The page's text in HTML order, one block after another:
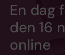
En dag
den 16
online